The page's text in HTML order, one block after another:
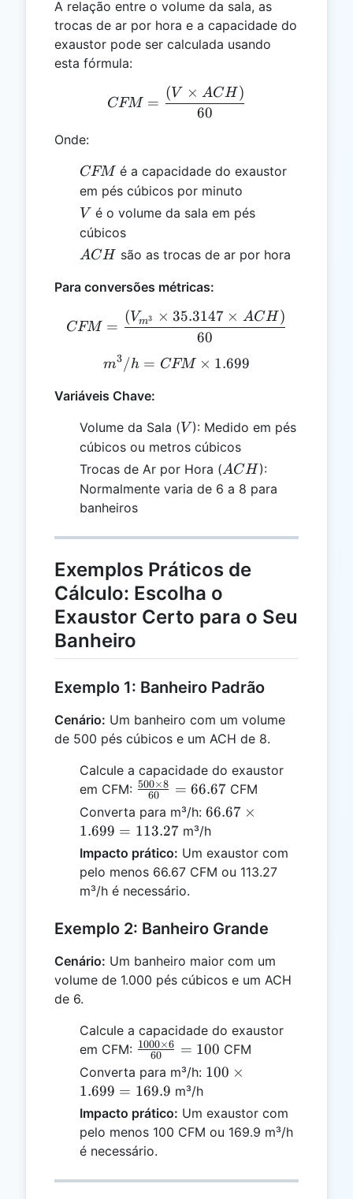
A relação entre o volume da sala, as
trocas de ar por hora e a capacidade do
exaustor pode ser calculada usando
esta fórmula:
CFM = \frac{(V \times
CFM =
60
(V × ACH )
Onde:
CFM
CFM é a capacidade do exaustor
em pés cúbicos por minuto
V
V é o volume da sala em pés
cúbicos
ACH
ACH são as trocas de ar por hora
Para conversões métricas:
CFM = \frac{(V_{m^3}
CFM =
60
(Vm3 × 35.3147 × ACH )
m^3/h = CFM \times
m3 /h = CFM × 1.699
Variáveis Chave:
Volume da Sala (V
V ): Medido em pés
cúbicos ou metros cúbicos
Trocas de Ar por Hora (ACH
ACH ):
Normalmente varia de 6 a 8 para
banheiros
Exemplos Práticos de
Cálculo: Escolha o
Exaustor Certo para o Seu
Banheiro
Exemplo 1: Banheiro Padrão
Cenário: Um banheiro com um volume
de 500 pés cúbicos e um ACH de 8.
Calcule a capacidade do exaustor
em CFM: \frac{500
\times 8}
{60} =
66.67
60
500×8 = 66.67 CFM
Converta para m³/h: 66.67
\times
1.699
=
113.27
66.67 ×
1.699 = 113.27m³/h
Impacto prático: Um exaustor com
pelo menos 66.67 CFM ou 113.27
m³/h é necessário.
Exemplo 2: Banheiro Grande
Cenário: Um banheiro maior com um
volume de 1.000 pés cúbicos e um ACH
de 6.
Calcule a capacidade do exaustor
em CFM: \frac{1000
\times 6}
{60} =
100
60
1000×6 = 100 CFM
Converta para m³/h: 100
1.699
=
169.9
100 ×
1.699 = 169.9 m³/h
Impacto prático: Um exaustor com
pelo menos 100 CFM ou 169.9 m³/h
é necessário.